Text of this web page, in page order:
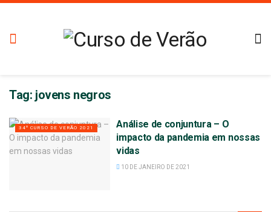
Tag: jovens negros
34º CURSO DE VERÃO 2021
Análise de conjuntura – O
impacto da pandemia em nossas
vidas
10 DE JANEIRO DE 2021